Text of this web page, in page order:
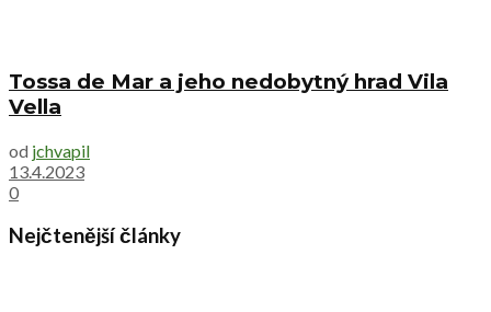
Tossa de Mar a jeho nedobytný hrad Vila
Vella
od jchvapil
13.4.2023
0
Nejčtenější články